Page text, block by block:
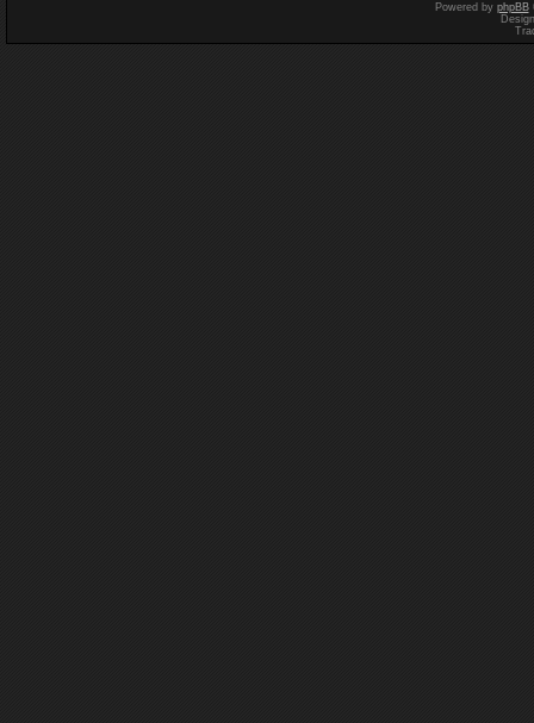
Powered by phpBB